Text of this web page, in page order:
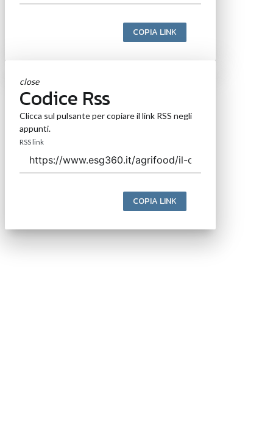
COPIA LINK
close
Codice Rss
Clicca sul pulsante per copiare il link RSS negli
appunti.
RSS link
COPIA LINK